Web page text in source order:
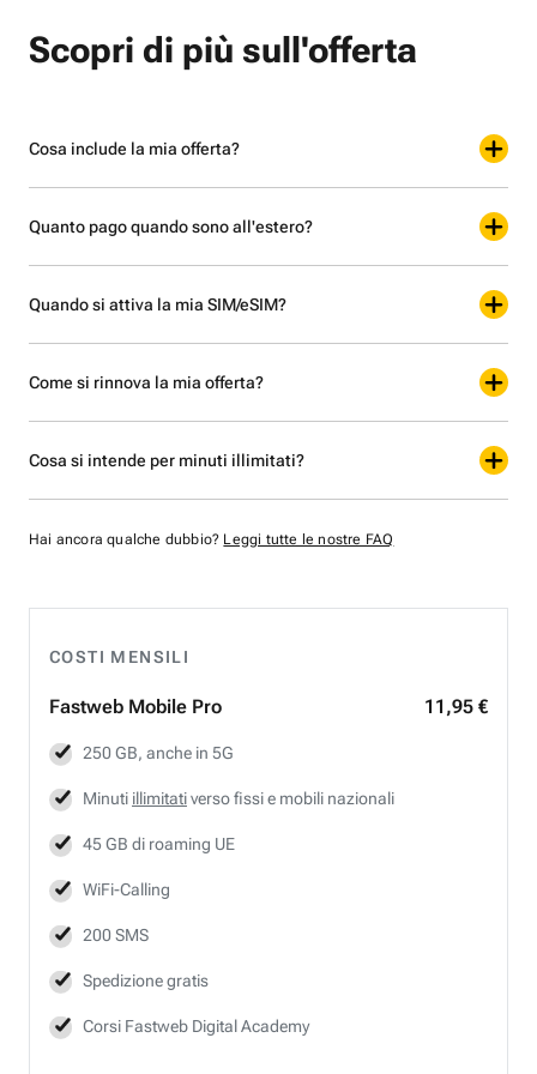
COSTI MENSILI
Fastweb Mobile Pro 11,95 €
250 GB, anche in 5G
Minuti illimitativerso fissi e mobili nazionali
45 GB di roaming UE
WiFi-Calling
200 SMS
Spedizione gratis
Corsi Fastweb Digital Academy
Scopri di più sull'offerta
Cosa include la mia offerta?
Quanto pago quando sono all'estero?
Quando si attiva la mia SIM/eSIM?
Come si rinnova la mia offerta?
Cosa si intende per minuti illimitati?
Hai ancora qualche dubbio? Leggi tutte le nostre FAQ